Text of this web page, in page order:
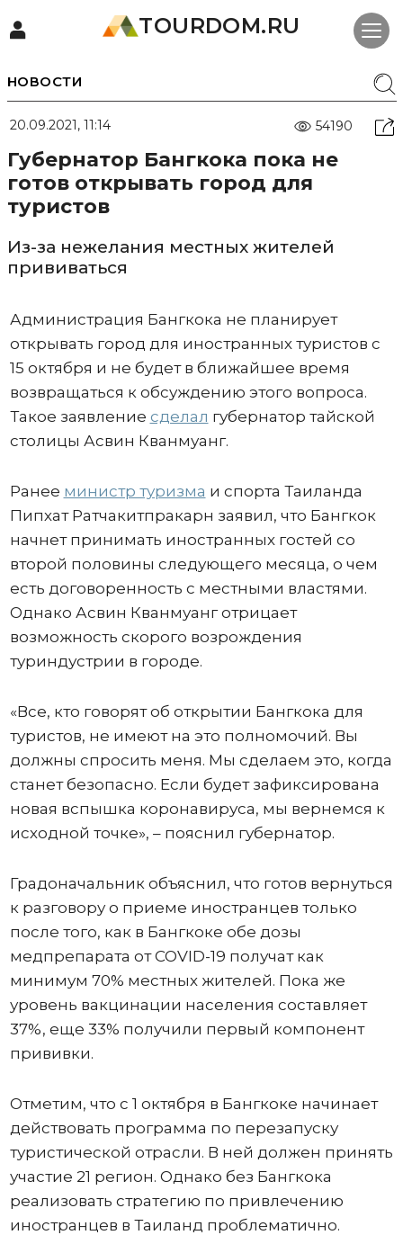
TOURDOM.RU
НОВОСТИ
20.09.2021, 11:14 54190
Губернатор Бангкока пока не
готов открывать город для
туристов
Из-за нежелания местных жителей
прививаться
Администрация Бангкока не планирует
открывать город для иностранных туристов с
15 октября и не будет в ближайшее время
возвращаться к обсуждению этого вопроса.
Такое заявление сделал губернатор тайской
столицы Асвин Кванмуанг.
Ранее министр туризма и спорта Таиланда
Пипхат Ратчакитпракарн заявил, что Бангкок
начнет принимать иностранных гостей со
второй половины следующего месяца, о чем
есть договоренность с местными властями.
Однако Асвин Кванмуанг отрицает
возможность скорого возрождения
туриндустрии в городе.
«Все, кто говорят об открытии Бангкока для
туристов, не имеют на это полномочий. Вы
должны спросить меня. Мы сделаем это, когда
станет безопасно. Если будет зафиксирована
новая вспышка коронавируса, мы вернемся к
исходной точке», – пояснил губернатор.
Градоначальник объяснил, что готов вернуться
к разговору о приеме иностранцев только
после того, как в Бангкоке обе дозы
медпрепарата от COVID-19 получат как
минимум 70% местных жителей. Пока же
уровень вакцинации населения составляет
37%, еще 33% получили первый компонент
прививки.
Отметим, что с 1 октября в Бангкоке начинает
действовать программа по перезапуску
туристической отрасли. В ней должен принять
участие 21 регион. Однако без Бангкока
реализовать стратегию по привлечению
иностранцев в Таиланд проблематично.